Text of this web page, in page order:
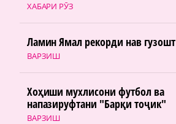
ХАБАРИ РӮЗ
ВАРЗИШ
Ламин Ямал рекорди нав гузошт
ВАРЗИШ
Хоҳиши мухлисони футбол ва
напазируфтани "Барқи тоҷик"